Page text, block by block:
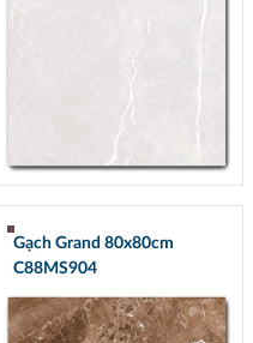
Gạch Grand 80x80cm
C88MS904